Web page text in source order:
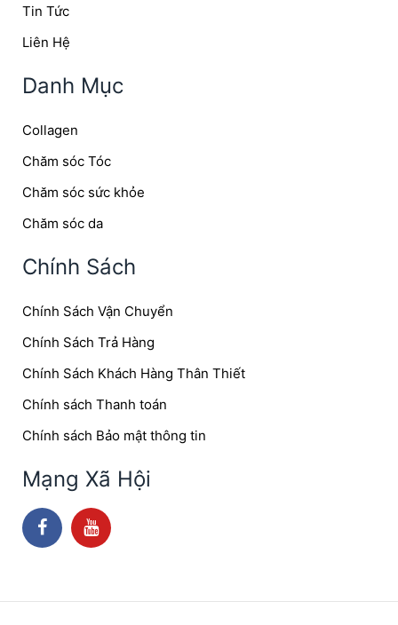
Tin Tức
Liên Hệ
Danh Mục
Collagen
Chăm sóc Tóc
Chăm sóc sức khỏe
Chăm sóc da
Chính Sách
Chính Sách Vận Chuyển
Chính Sách Trả Hàng
Chính Sách Khách Hàng Thân Thiết
Chính sách Thanh toán
Chính sách Bảo mật thông tin
Mạng Xã Hội